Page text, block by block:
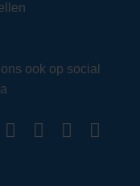
ook op social